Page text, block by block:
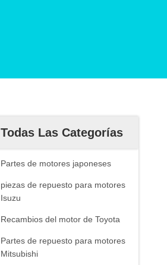
Todas Las Categorías
Partes de motores japoneses
piezas de repuesto para motores
Isuzu
Recambios del motor de Toyota
Partes de repuesto para motores
Mitsubishi